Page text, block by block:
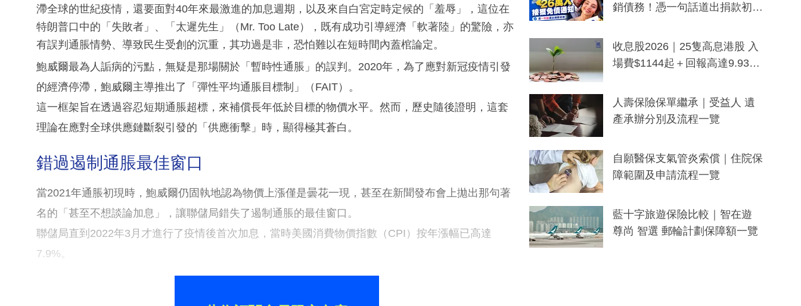
滯全球的世紀疫情，還要面對40年來最激進的加息週期，以及來自白宮定時定候的「羞辱」，這位在
特朗普口中的「失敗者」、「太遲先生」（Mr. Too Late），既有成功引導經濟「軟著陸」的驚險，亦
有誤判通脹情勢、導致民生受創的沉重，其功過是非，恐怕難以在短時間內蓋棺論定。
鮑威爾最為人詬病的污點，無疑是那場關於「暫時性通脹」的誤判。2020年，為了應對新冠疫情引發
的經濟停滯，鮑威爾主導推出了「彈性平均通脹目標制」（FAIT）。
這一框架旨在透過容忍短期通脹超標，來補償長年低於目標的物價水平。然而，歷史隨後證明，這套
理論在應對全球供應鏈斷裂引發的「供應衝擊」時，顯得極其蒼白。
錯過遏制通脹最佳窗口
當2021年通脹初現時，鮑威爾仍固執地認為物價上漲僅是曇花一現，甚至在新聞發布會上拋出那句著
名的「甚至不想談論加息」，讓聯儲局錯失了遏制通脹的最佳窗口。
聯儲局直到2022年3月才進行了疫情後首次加息，當時美國消費物價指數（CPI）按年漲幅已高達
7.9%。
銷債務！憑一句話道出捐款初
一度被誤當詐騙手段
收息股2026｜25隻高息港股 入
場費$1144起＋回報高達9.93
人壽保險保單繼承｜受益人 遺
產承辦分別及流程一覽
自願醫保支氣管炎索償｜住院保
障範圍及申請流程一覽
藍十字旅遊保險比較｜智在遊
尊尚 智選 郵輪計劃保障額一覽